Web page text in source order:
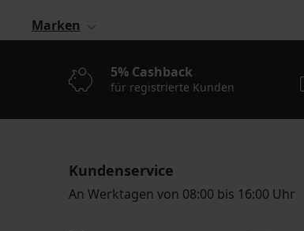
Marken
5% Cashback
für registrierte Kunden
Kundenservice
An Werktagen von 08:00 bis 16:00 Uhr